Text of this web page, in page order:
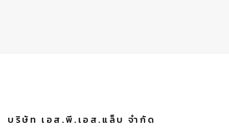
บริษัท เอส.พี.เอส.แล็บ จำกัด